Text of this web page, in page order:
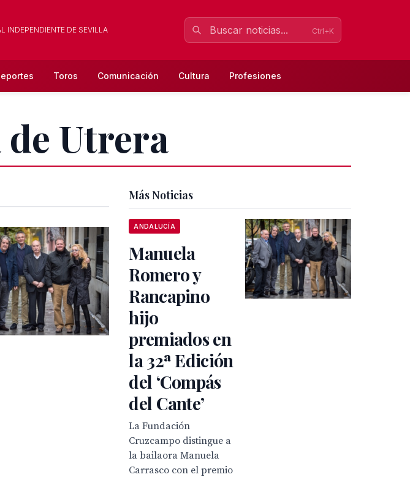
INDEPENDIENTE DE SEVILLA Ctrl+K
Toros Comunicación Cultura Profesiones
Utrera
Más Noticias
ANDALUCÍA
Manuela
Romero y
Rancapino
hijo
premiados en
la 32ª Edición
del ‘Compás
del Cante’
La Fundación
Cruzcampo distingue a
la bailaora Manuela
Carrasco con el premio